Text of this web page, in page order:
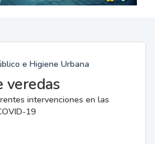
e Higiene Urbana
veredas
intervenciones en las
19